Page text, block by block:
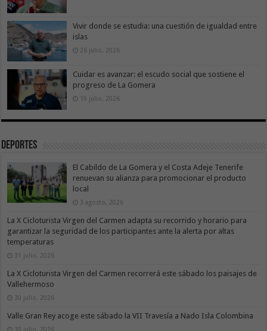
Vivir donde se estudia: una cuestión de igualdad entre
islas
26 julio, 2026
Cuidar es avanzar: el escudo social que sostiene el
progreso de La Gomera
19 julio, 2026
Deportes
El Cabildo de La Gomera y el Costa Adeje Tenerife
renuevan su alianza para promocionar el producto
local
3 agosto, 2026
La X Cicloturista Virgen del Carmen adapta su recorrido y horario para
garantizar la seguridad de los participantes ante la alerta por altas
temperaturas
31 julio, 2026
La X Cicloturista Virgen del Carmen recorrerá este sábado los paisajes de
Vallehermoso
30 julio, 2026
Valle Gran Rey acoge este sábado la VII Travesía a Nado Isla Colombina
30 julio, 2026